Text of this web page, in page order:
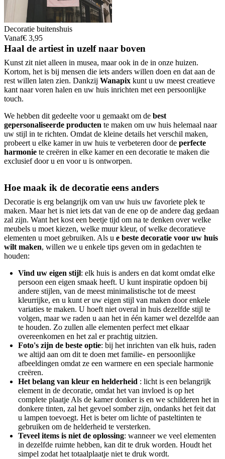
Decoratie buitenshuis
Vanaf€ 3,95
Haal de artiest in uzelf naar boven
Kunst zit niet alleen in musea, maar ook in de in onze huizen.
Kortom, het is bij mensen die iets anders willen doen en dat aan de
rest willen laten zien. Dankzij Wanapix kunt u uw meest creatieve
kant naar voren halen en uw huis inrichten met een persoonlijke
touch.
We hebben dit gedeelte voor u gemaakt om de best
gepersonaliseerde producten te maken om uw huis helemaal naar
uw stijl in te richten. Omdat de kleine details het verschil maken,
probeert u elke kamer in uw huis te verbeteren door de perfecte
harmonie te creëren in elke kamer en een decoratie te maken die
exclusief door u en voor u is ontworpen.
Hoe maak ik de decoratie eens anders
Decoratie is erg belangrijk om van uw huis uw favoriete plek te
maken. Maar het is niet iets dat van de ene op de andere dag gedaan
zal zijn. Want het kost een beetje tijd om na te denken over welke
meubels u moet kiezen, welke muur kleur, of welke decoratieve
elementen u moet gebruiken. Als u e beste decoratie voor uw huis
wilt maken, willen we u enkele tips geven om in gedachten te
houden:
Vind uw eigen stijl: elk huis is anders en dat komt omdat elke
persoon een eigen smaak heeft. U kunt inspiratie opdoen bij
andere stijlen, van de meest minimalistische tot de meest
kleurrijke, en u kunt er uw eigen stijl van maken door enkele
variaties te maken. U hoeft niet overal in huis dezelfde stijl te
volgen, maar we raden u aan het in één kamer wel dezelfde aan
te houden. Zo zullen alle elementen perfect met elkaar
overeenkomen en het zal er prachtig uitzien.
Foto's zijn de beste optie: bij het inrichten van elk huis, raden
we altijd aan om dit te doen met familie- en persoonlijke
afbeeldingen omdat ze een warmere en een speciale harmonie
creëren.
Het belang van kleur en helderheid : licht is een belangrijk
element in de decoratie, omdat het van invloed is op het
complete plaatje Als de kamer donker is en we schilderen het in
donkere tinten, zal het gevoel somber zijn, ondanks het feit dat
u lampen toevoegt. Het is beter om lichte of pasteltinten te
gebruiken om de helderheid te versterken.
Teveel items is niet de oplossing: wanneer we veel elementen
in dezelfde ruimte hebben, kan dit te druk worden. Houdt het
simpel zodat het totaalplaatje niet te druk wordt.